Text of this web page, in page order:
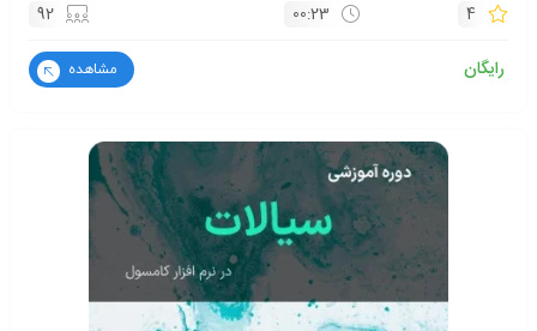
4
00:23
92
رایگان مشاهده